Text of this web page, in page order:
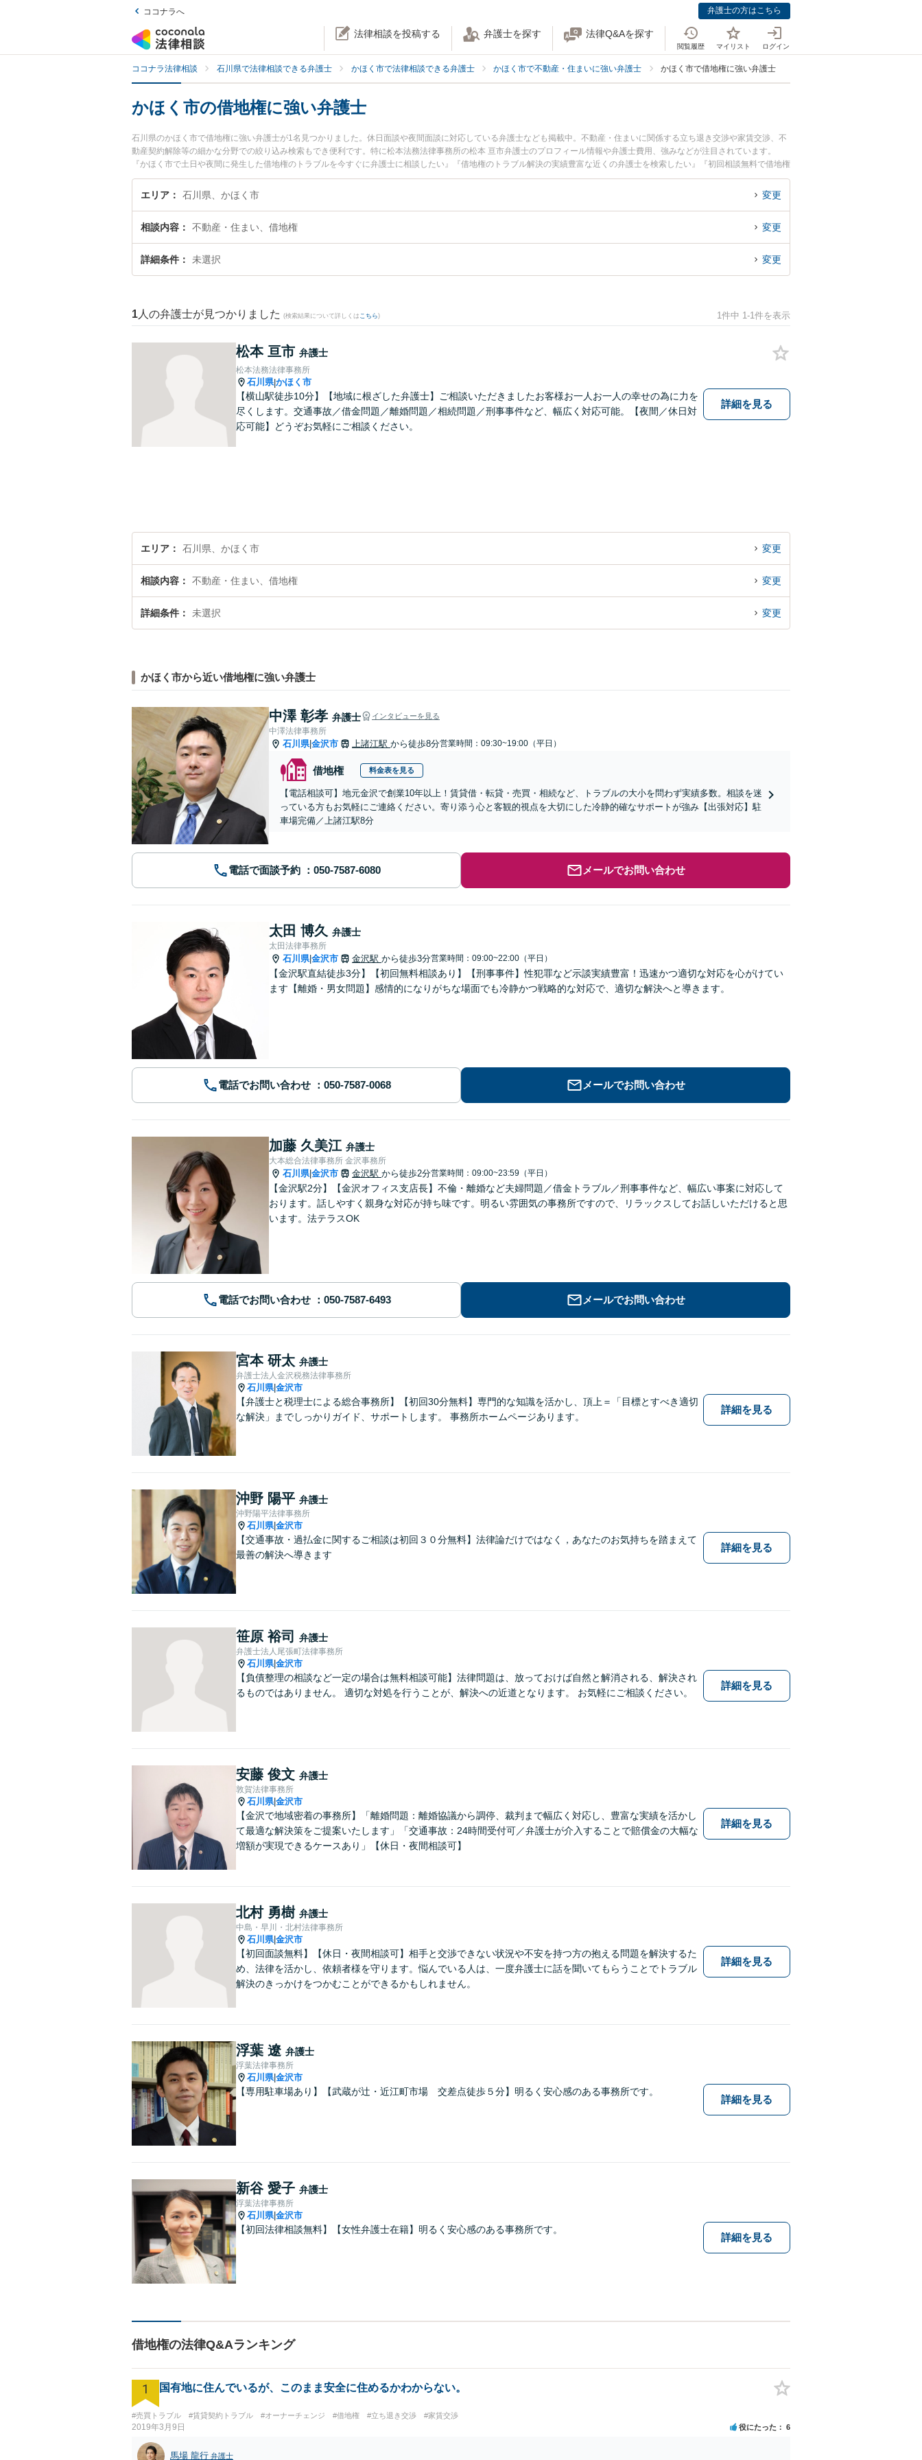
ココナラへ 弁護士の方はこちら
法律相談を投稿する 弁護士を探す 法律Q&Aを探す
閲覧履歴 マイリスト ログイン
ココナラ法律相談 石川県で法律相談できる弁護士 かほく市で法律相談できる弁護士 かほく市で不動産・住まいに強い弁護士 かほく市で借地権に強い弁護士
かほく市の借地権に強い弁護士
石川県のかほく市で借地権に強い弁護士が1名見つかりました。休日面談や夜間面談に対応している弁護士なども掲載中。不動産・住まいに関係する立ち退き交渉や家賃交渉、不
動産契約解除等の細かな分野での絞り込み検索もでき便利です。特に松本法務法律事務所の松本 亘市弁護士のプロフィール情報や弁護士費用、強みなどが注目されています。
『かほく市で土日や夜間に発生した借地権のトラブルを今すぐに弁護士に相談したい』『借地権のトラブル解決の実績豊富な近くの弁護士を検索したい』『初回相談無料で借地権
を法律相談できるかほく市内の弁護士に相談予約したい』などでお困りの相談者さんにおすすめです。
エリア 石川県、かほく市 変更
相談内容 不動産・住まい、借地権 変更
詳細条件 未選択 変更
1 人の弁護士が見つかりました (検索結果について詳しくは こちら) 1件中 1-1件を表示
松本 亘市 弁護士
松本法務法律事務所
石川県|かほく市
【横山駅徒歩10分】【地域に根ざした弁護士】ご相談いただきましたお客様お一人お一人の幸せの為に力を
尽くします。交通事故／借金問題／離婚問題／相続問題／刑事事件など、幅広く対応可能。【夜間／休日対
応可能】どうぞお気軽にご相談ください。
詳細を見る
エリア 石川県、かほく市 変更
相談内容 不動産・住まい、借地権 変更
詳細条件 未選択 変更
かほく市から近い借地権に強い弁護士
中澤 彰孝 弁護士 インタビューを見る
中澤法律事務所
石川県|金沢市 上諸江駅 から徒歩8分営業時間：09:30~19:00（平日）
借地権 料金表を見る
【電話相談可】地元金沢で創業10年以上！賃貸借・転貸・売買・相続など、トラブルの大小を問わず実績多数。相談を迷
っている方もお気軽にご連絡ください。寄り添う心と客観的視点を大切にした冷静的確なサポートが強み【出張対応】駐
車場完備／上諸江駅8分
電話で面談予約 メールでお問い合わせ
太田 博久 弁護士
太田法律事務所
石川県|金沢市 金沢駅 から徒歩3分営業時間：09:00~22:00（平日）
【金沢駅直結徒歩3分】【初回無料相談あり】【刑事事件】性犯罪など示談実績豊富！迅速かつ適切な対応を心がけてい
ます【離婚・男女問題】感情的になりがちな場面でも冷静かつ戦略的な対応で、適切な解決へと導きます。
電話でお問い合わせ メールでお問い合わせ
加藤 久美江 弁護士
大本総合法律事務所 金沢事務所
石川県|金沢市 金沢駅 から徒歩2分営業時間：09:00~23:59（平日）
【金沢駅2分】【金沢オフィス支店長】不倫・離婚など夫婦問題／借金トラブル／刑事事件など、幅広い事案に対応して
おります。話しやすく親身な対応が持ち味です。明るい雰囲気の事務所ですので、リラックスしてお話しいただけると思
います。法テラスOK
電話でお問い合わせ メールでお問い合わせ
宮本 研太 弁護士
弁護士法人金沢税務法律事務所
石川県|金沢市
【弁護士と税理士による総合事務所】【初回30分無料】専門的な知識を活かし、頂上＝「目標とすべき適切
な解決」までしっかりガイド、サポートします。 事務所ホームページあります。
詳細を見る
沖野 陽平 弁護士
沖野陽平法律事務所
石川県|金沢市
【交通事故・過払金に関するご相談は初回３０分無料】法律論だけではなく，あなたのお気持ちを踏まえて
最善の解決へ導きます
詳細を見る
笹原 裕司 弁護士
弁護士法人尾張町法律事務所
石川県|金沢市
【負債整理の相談など一定の場合は無料相談可能】法律問題は、放っておけば自然と解消される、解決され
るものではありません。 適切な対処を行うことが、解決への近道となります。 お気軽にご相談ください。
詳細を見る
安藤 俊文 弁護士
敦賀法律事務所
石川県|金沢市
【金沢で地域密着の事務所】「離婚問題：離婚協議から調停、裁判まで幅広く対応し、豊富な実績を活かし
て最適な解決策をご提案いたします」「交通事故：24時間受付可／弁護士が介入することで賠償金の大幅な
増額が実現できるケースあり」【休日・夜間相談可】
詳細を見る
北村 勇樹 弁護士
中島・早川・北村法律事務所
石川県|金沢市
【初回面談無料】【休日・夜間相談可】相手と交渉できない状況や不安を持つ方の抱える問題を解決するた
め、法律を活かし、依頼者様を守ります。悩んでいる人は、一度弁護士に話を聞いてもらうことでトラブル
解決のきっかけをつかむことができるかもしれません。
詳細を見る
浮葉 遼 弁護士
浮葉法律事務所
石川県|金沢市
【専用駐車場あり】【武蔵が辻・近江町市場 交差点徒歩５分】明るく安心感のある事務所です。
詳細を見る
新谷 愛子 弁護士
浮葉法律事務所
石川県|金沢市
【初回法律相談無料】【女性弁護士在籍】明るく安心感のある事務所です。
詳細を見る
借地権の法律Q&Aランキング
1 国有地に住んでいるが、このまま安全に住めるかわからない。
#売買トラブル #賃貸契約トラブル #オーナーチェンジ #借地権 #立ち退き交渉 #家賃交渉
2019年3月9日 役にたった 6
馬場 龍行 弁護士